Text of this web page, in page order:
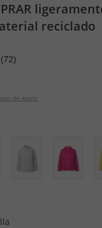
reciclado
(72)
de envío